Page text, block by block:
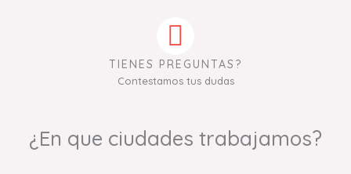
TIENES PREGUNTAS?
Contestamos tus dudas
¿En que ciudades trabajamos?